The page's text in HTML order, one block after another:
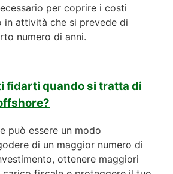
per coprire i costi
in attività che si prevede di
numero di anni.
fidarti quando si tratta di
può essere un modo
di un maggior numero di
ottenere maggiori